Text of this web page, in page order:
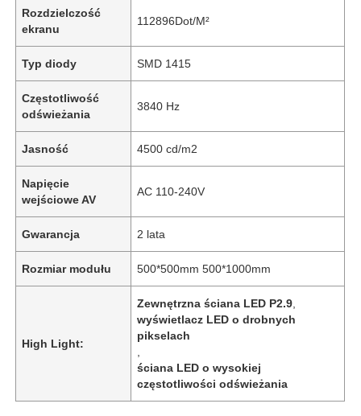
Rozdzielczość
ekranu
112896Dot/M²
Typ diody SMD 1415
Częstotliwość
odświeżania
3840 Hz
Jasność 4500 cd/m2
Napięcie
wejściowe AV
AC 110-240V
Gwarancja 2 lata
Rozmiar modułu 500*500mm 500*1000mm
High Light:
Zewnętrzna ściana LED P2.9
wyświetlacz LED o drobnych
pikselach
ściana LED o wysokiej
częstotliwości odświeżania